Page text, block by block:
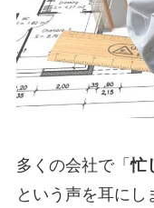
多くの会社で「忙
という声を耳にし